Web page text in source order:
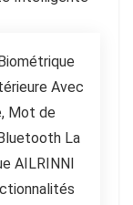
Avec
Mot de
La
AILRINNI